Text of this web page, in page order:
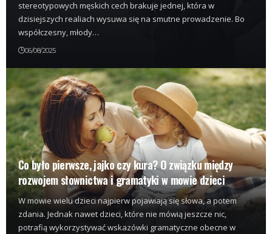
stereotypowych męskich cech brakuje jednej, która w
dzisiejszych realiach wysuwa się na smutne prowadzenie. Bo
współczesny, młody…
06/08/2025
Co było pierwsze, jajko czy kura? O związku między
rozwojem słownictwa i gramatyki w mowie dzieci
W mowie wielu dzieci najpierw pojawiają się słowa, a potem
zdania. Jednak nawet dzieci, które nie mówią jeszcze nic,
potrafią wykorzystywać wskazówki gramatyczne obecne w